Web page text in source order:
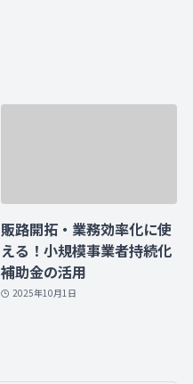
販路開拓・業務効率化に使
える！小規模事業者持続化
補助金の活用
2025年10月1日